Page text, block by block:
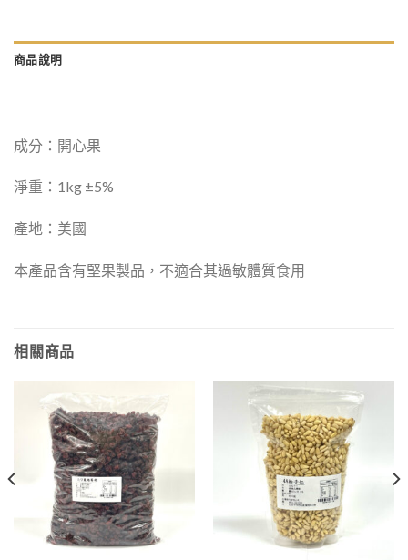
商品說明
成分：開心果
淨重：1kg ±5%
產地：美國
本產品含有堅果製品，不適合其過敏體質食用
相關商品